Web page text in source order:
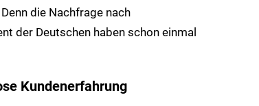
die Nachfrage nach
der Deutschen haben schon einmal
Kundenerfahrung